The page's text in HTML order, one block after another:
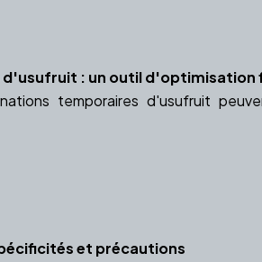
: un outil d'optimisation
temporaires d'usufruit
et précautions